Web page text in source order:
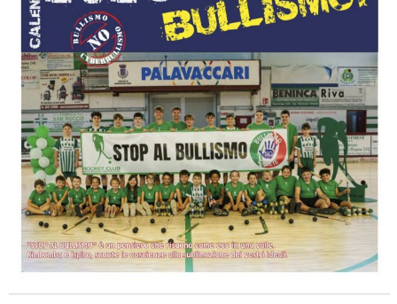
La formazione Uisp rallenta ma prosegue anche in estate